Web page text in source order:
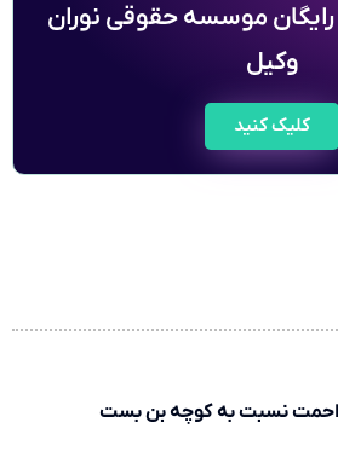
رایگان موسسه حقوقی نوران
وکیل
کلیک کنید
نسبت به کوچه بن بست